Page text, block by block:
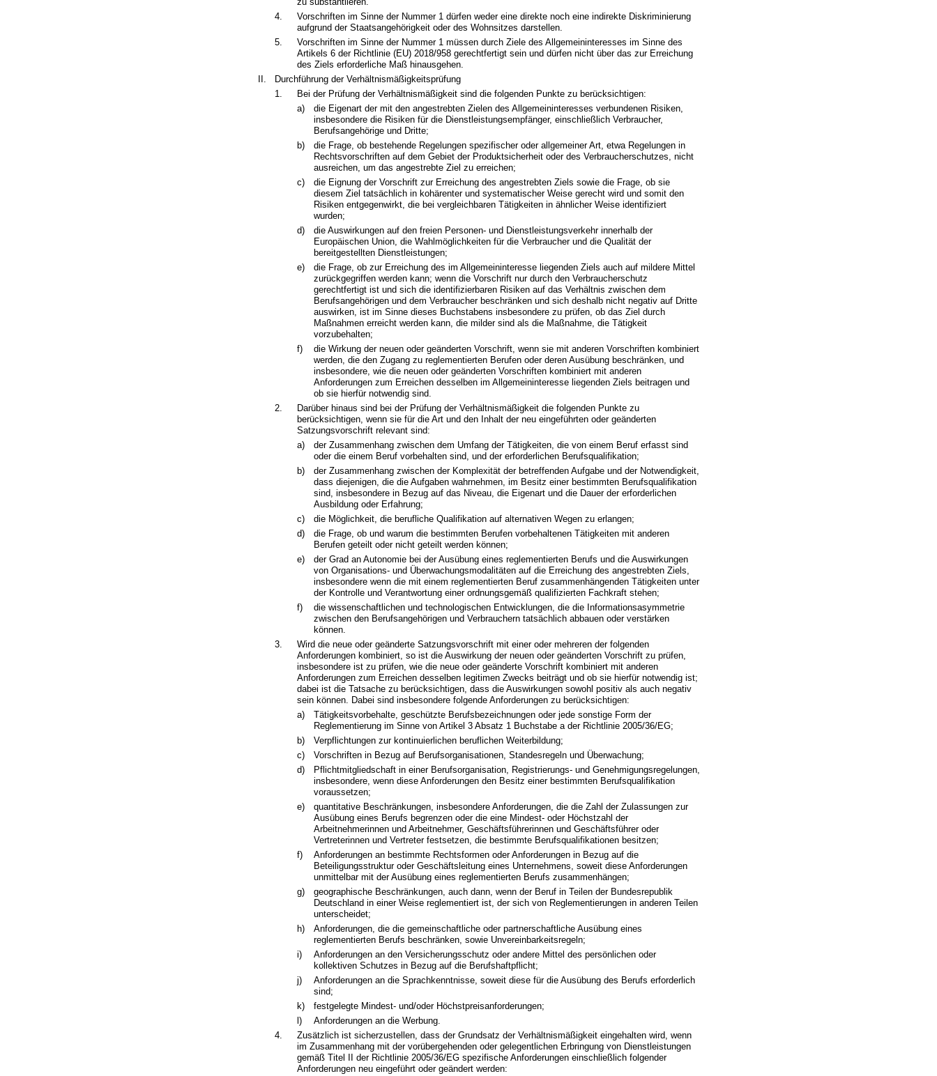
4.
Vorschriften im Sinne der Nummer 1 dürfen weder eine direkte noch eine indirekte Diskriminierung
aufgrund der Staatsangehörigkeit oder des Wohnsitzes darstellen.
5.
Vorschriften im Sinne der Nummer 1 müssen durch Ziele des Allgemeininteresses im Sinne des
Artikels 6 der Richtlinie (EU) 2018/958 gerechtfertigt sein und dürfen nicht über das zur Erreichung
des Ziels erforderliche Maß hinausgehen.
II.
Durchführung der Verhältnismäßigkeitsprüfung
1.
Bei der Prüfung der Verhältnismäßigkeit sind die folgenden Punkte zu berücksichtigen:
a)
die Eigenart der mit den angestrebten Zielen des Allgemeininteresses verbundenen Risiken,
insbesondere die Risiken für die Dienstleistungsempfänger, einschließlich Verbraucher,
Berufsangehörige und Dritte;
b)
die Frage, ob bestehende Regelungen spezifischer oder allgemeiner Art, etwa Regelungen in
Rechtsvorschriften auf dem Gebiet der Produktsicherheit oder des Verbraucherschutzes, nicht
ausreichen, um das angestrebte Ziel zu erreichen;
c)
die Eignung der Vorschrift zur Erreichung des angestrebten Ziels sowie die Frage, ob sie
diesem Ziel tatsächlich in kohärenter und systematischer Weise gerecht wird und somit den
Risiken entgegenwirkt, die bei vergleichbaren Tätigkeiten in ähnlicher Weise identifiziert
wurden;
d)
die Auswirkungen auf den freien Personen- und Dienstleistungsverkehr innerhalb der
Europäischen Union, die Wahlmöglichkeiten für die Verbraucher und die Qualität der
bereitgestellten Dienstleistungen;
e)
die Frage, ob zur Erreichung des im Allgemeininteresse liegenden Ziels auch auf mildere Mittel
zurückgegriffen werden kann; wenn die Vorschrift nur durch den Verbraucherschutz
gerechtfertigt ist und sich die identifizierbaren Risiken auf das Verhältnis zwischen dem
Berufsangehörigen und dem Verbraucher beschränken und sich deshalb nicht negativ auf Dritte
auswirken, ist im Sinne dieses Buchstabens insbesondere zu prüfen, ob das Ziel durch
Maßnahmen erreicht werden kann, die milder sind als die Maßnahme, die Tätigkeit
vorzubehalten;
f)
die Wirkung der neuen oder geänderten Vorschrift, wenn sie mit anderen Vorschriften kombiniert
werden, die den Zugang zu reglementierten Berufen oder deren Ausübung beschränken, und
insbesondere, wie die neuen oder geänderten Vorschriften kombiniert mit anderen
Anforderungen zum Erreichen desselben im Allgemeininteresse liegenden Ziels beitragen und
ob sie hierfür notwendig sind.
2.
Darüber hinaus sind bei der Prüfung der Verhältnismäßigkeit die folgenden Punkte zu
berücksichtigen, wenn sie für die Art und den Inhalt der neu eingeführten oder geänderten
Satzungsvorschrift relevant sind:
a)
der Zusammenhang zwischen dem Umfang der Tätigkeiten, die von einem Beruf erfasst sind
oder die einem Beruf vorbehalten sind, und der erforderlichen Berufsqualifikation;
b)
der Zusammenhang zwischen der Komplexität der betreffenden Aufgabe und der Notwendigkeit,
dass diejenigen, die die Aufgaben wahrnehmen, im Besitz einer bestimmten Berufsqualifikation
sind, insbesondere in Bezug auf das Niveau, die Eigenart und die Dauer der erforderlichen
Ausbildung oder Erfahrung;
c)
die Möglichkeit, die berufliche Qualifikation auf alternativen Wegen zu erlangen;
d)
die Frage, ob und warum die bestimmten Berufen vorbehaltenen Tätigkeiten mit anderen
Berufen geteilt oder nicht geteilt werden können;
e)
der Grad an Autonomie bei der Ausübung eines reglementierten Berufs und die Auswirkungen
von Organisations- und Überwachungsmodalitäten auf die Erreichung des angestrebten Ziels,
insbesondere wenn die mit einem reglementierten Beruf zusammenhängenden Tätigkeiten unter
der Kontrolle und Verantwortung einer ordnungsgemäß qualifizierten Fachkraft stehen;
f)
die wissenschaftlichen und technologischen Entwicklungen, die die Informationsasymmetrie
zwischen den Berufsangehörigen und Verbrauchern tatsächlich abbauen oder verstärken
können.
3.
Wird die neue oder geänderte Satzungsvorschrift mit einer oder mehreren der folgenden
Anforderungen kombiniert, so ist die Auswirkung der neuen oder geänderten Vorschrift zu prüfen,
insbesondere ist zu prüfen, wie die neue oder geänderte Vorschrift kombiniert mit anderen
Anforderungen zum Erreichen desselben legitimen Zwecks beiträgt und ob sie hierfür notwendig ist;
dabei ist die Tatsache zu berücksichtigen, dass die Auswirkungen sowohl positiv als auch negativ
sein können. Dabei sind insbesondere folgende Anforderungen zu berücksichtigen:
a)
Tätigkeitsvorbehalte, geschützte Berufsbezeichnungen oder jede sonstige Form der
Reglementierung im Sinne von Artikel 3 Absatz 1 Buchstabe a der Richtlinie 2005/36/EG;
b)
Verpflichtungen zur kontinuierlichen beruflichen Weiterbildung;
c)
Vorschriften in Bezug auf Berufsorganisationen, Standesregeln und Überwachung;
d)
Pflichtmitgliedschaft in einer Berufsorganisation, Registrierungs- und Genehmigungsregelungen,
insbesondere, wenn diese Anforderungen den Besitz einer bestimmten Berufsqualifikation
voraussetzen;
e)
quantitative Beschränkungen, insbesondere Anforderungen, die die Zahl der Zulassungen zur
Ausübung eines Berufs begrenzen oder die eine Mindest- oder Höchstzahl der
Arbeitnehmerinnen und Arbeitnehmer, Geschäftsführerinnen und Geschäftsführer oder
Vertreterinnen und Vertreter festsetzen, die bestimmte Berufsqualifikationen besitzen;
f)
Anforderungen an bestimmte Rechtsformen oder Anforderungen in Bezug auf die
Beteiligungsstruktur oder Geschäftsleitung eines Unternehmens, soweit diese Anforderungen
unmittelbar mit der Ausübung eines reglementierten Berufs zusammenhängen;
g)
geographische Beschränkungen, auch dann, wenn der Beruf in Teilen der Bundesrepublik
Deutschland in einer Weise reglementiert ist, der sich von Reglementierungen in anderen Teilen
unterscheidet;
h)
Anforderungen, die die gemeinschaftliche oder partnerschaftliche Ausübung eines
reglementierten Berufs beschränken, sowie Unvereinbarkeitsregeln;
i)
Anforderungen an den Versicherungsschutz oder andere Mittel des persönlichen oder
kollektiven Schutzes in Bezug auf die Berufshaftpflicht;
j)
Anforderungen an die Sprachkenntnisse, soweit diese für die Ausübung des Berufs erforderlich
sind;
k)
festgelegte Mindest- und/oder Höchstpreisanforderungen;
l)
Anforderungen an die Werbung.
4.
Zusätzlich ist sicherzustellen, dass der Grundsatz der Verhältnismäßigkeit eingehalten wird, wenn
im Zusammenhang mit der vorübergehenden oder gelegentlichen Erbringung von Dienstleistungen
gemäß Titel II der Richtlinie 2005/36/EG spezifische Anforderungen einschließlich folgender
Anforderungen neu eingeführt oder geändert werden: